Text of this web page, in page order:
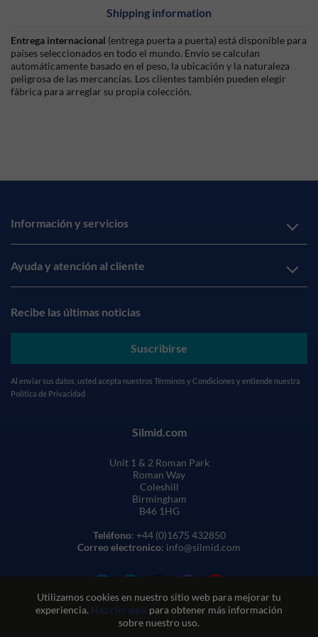
Utilizamos cookies en nuestro sitio web para mejorar tu
experiencia. Haz clic aquí para obtener más información
sobre nuestro uso.
Shipping information
Entrega internacional (entrega puerta a puerta) está disponible para
países seleccionados en todo el mundo. Envío se calculan
automáticamente basado en el peso, la ubicación y la naturaleza
peligrosa de las mercancías. Los clientes también pueden elegir
fábrica para arreglar su propia colección.
Información y servicios
Ayuda y atención al cliente
Recibe las últimas noticias
Suscribirse
Al enviar sus datos, usted acepta nuestros Términos y Condiciones y entiende nuestra
Política de Privacidad
Silmid.com
Unit 1 & 2 Roman Park
Roman Way
Coleshill
Birmingham
B46 1HG
Teléfono: +44 (0)1675 432850
Correo electronico: info@silmid.com